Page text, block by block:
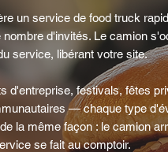
un service de food truck
d'invités. Le camion
service, libérant votre site.
d'entreprise, festivals, fêtes
— chaque type
la même façon : le camion
se fait au comptoir.